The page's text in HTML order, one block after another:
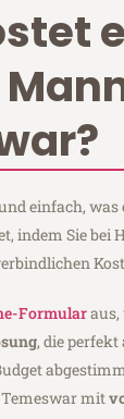
einfach,
indem Sie bei
Formular
, die
mit